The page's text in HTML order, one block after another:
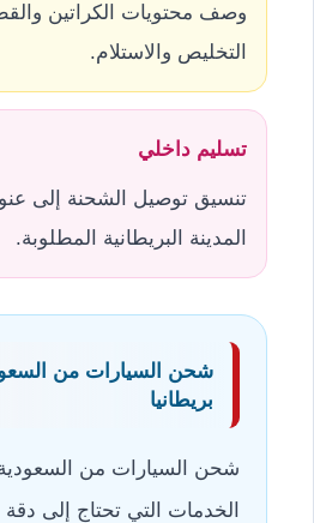
وصف محتويات الكراتين
التخليص والاستلام.
تسليم داخلي
تنسيق توصيل الشحنة إلى
المدينة البريطانية المطلوبة.
شحن السيارات من
بريطانيا
شحن السيارات من السعودية
الخدمات التي تحتاج إلى